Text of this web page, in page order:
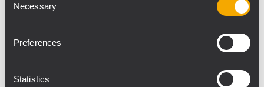
Selection
Necessary
Preferences
Statistics
reduzierte gleichzeitig die Abstrahlung der
Main-PA wurden die beiden Delay-Türme
mit einem Cluster aus 8 HDL 30-A Modulen
aufgebaut, die mit einem einzigen 500-kg-